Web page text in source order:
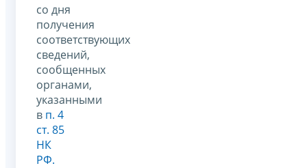
со дня
получения
соответствующих
сведений,
сообщенных
органами,
указанными
в п. 4
ст. 85
НК
РФ.